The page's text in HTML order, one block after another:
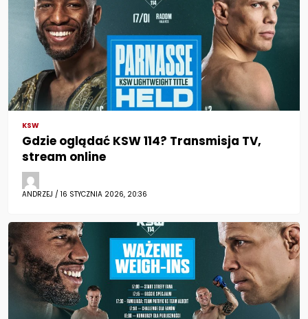
KSW
Gdzie oglądać KSW 114? Transmisja TV,
stream online
ANDRZEJ / 16 STYCZNIA 2026, 20:36